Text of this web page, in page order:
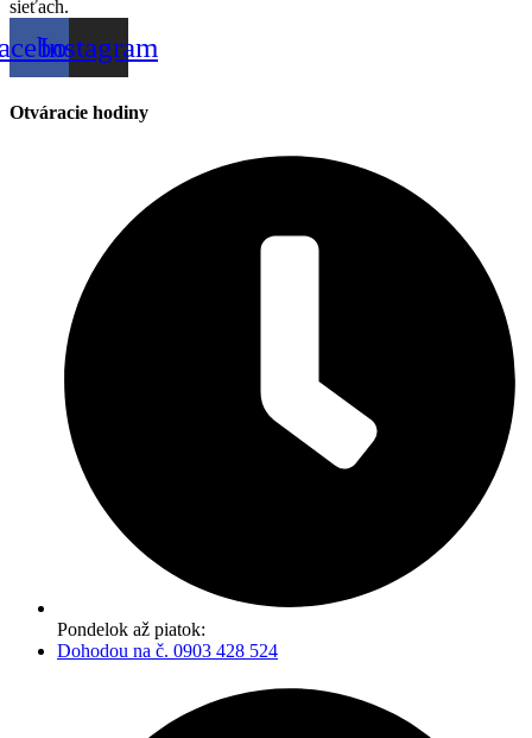
sieťach.
Instagram
Otváracie hodiny
Pondelok až piatok:
Dohodou na č. 0903 428 524